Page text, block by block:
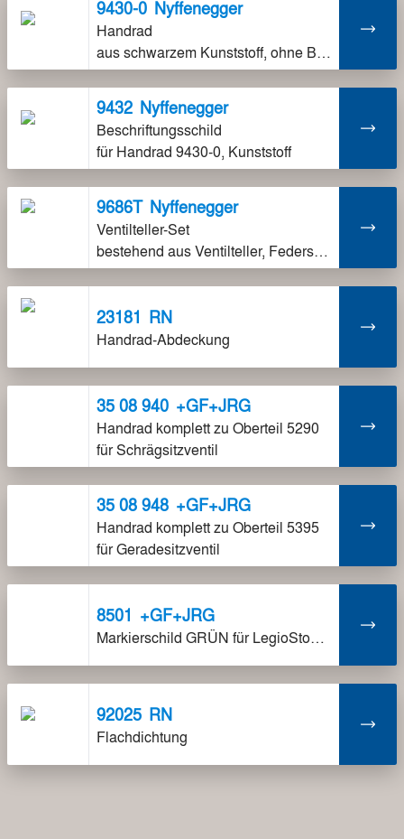
9430-0 Nyffenegger
Handrad
aus schwarzem Kunststoff, ohne Beschriftungsschild
9432 Nyffenegger
Beschriftungsschild
für Handrad 9430-0, Kunststoff
9686T Nyffenegger
Ventilteller-Set
bestehend aus Ventilteller, Federscheibe und Mutter
23181 RN
Handrad-Abdeckung
35 08 940 +GF+JRG
Handrad komplett zu Oberteil 5290
für Schrägsitzventil
35 08 948 +GF+JRG
Handrad komplett zu Oberteil 5395
für Geradesitzventil
8501 +GF+JRG
Markierschild GRÜN für LegioStop Oberteil
92025 RN
Flachdichtung